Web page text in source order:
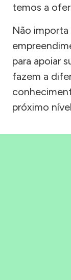
temos a
Não
para apoiar
fazem a
próximo